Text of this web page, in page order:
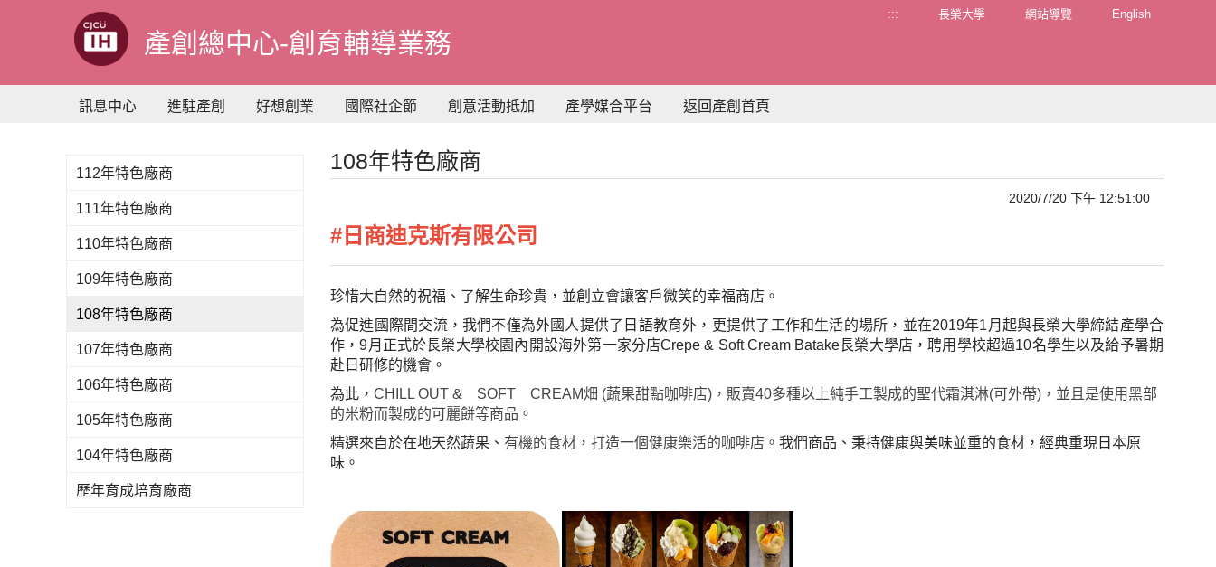
主
要
內
容
產創總中心-創育輔導業務
::: 長榮大學 網站導覽 English
訊息中心 進駐產創 好想創業 國際社企節 創意活動抵加 產學媒合平台 返回產創首頁
108年特色廠商
2020/7/20 下午 12:51:00
#日商迪克斯有限公司
珍惜大自然的祝福、了解生命珍貴，並創立會讓客戶微笑的幸福商店。
為促進國際間交流，我們不僅為外國人提供了日語教育外，更提供了工作和生活的場所，並在2019年1月起與長榮大學締結產學合
作，9月正式於長榮大學校園內開設海外第一家分店Crepe & Soft Cream Batake長榮大學店，聘用學校超過10名學生以及給予暑期
赴日研修的機會 。
為此， CHILL OUT & SOFT CREAM畑 (蔬果甜點咖啡店)， 販賣40多種以上純手工製成的聖代霜淇淋(可外帶)，並且是使用黑部
的米粉而製成的可麗餅等商品。
精選來自於在地天然蔬果、 有機的食材，打造一個健康樂活的咖啡店。 我們商品 、秉持健康與美味並重的食材，經典重現日本原
味。
112年特色廠商
111年特色廠商
110年特色廠商
109年特色廠商
108年特色廠商
107年特色廠商
106年特色廠商
105年特色廠商
104年特色廠商
歷年育成培育廠商